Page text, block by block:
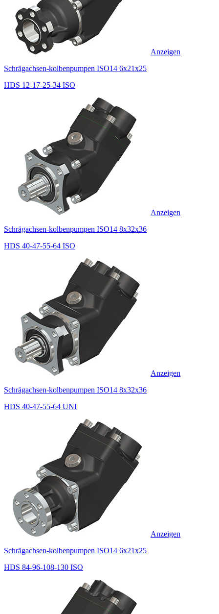
Anzeigen
Schrägachsen-kolbenpumpen ISO14 6x21x25
HDS 12-17-25-34 ISO
Anzeigen
Schrägachsen-kolbenpumpen ISO14 8x32x36
HDS 40-47-55-64 ISO
Anzeigen
Schrägachsen-kolbenpumpen ISO14 8x32x36
HDS 40-47-55-64 UNI
Anzeigen
Schrägachsen-kolbenpumpen ISO14 6x21x25
HDS 84-96-108-130 ISO